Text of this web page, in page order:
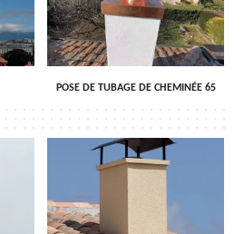
POSE DE TUBAGE DE CHEMINÉE 65